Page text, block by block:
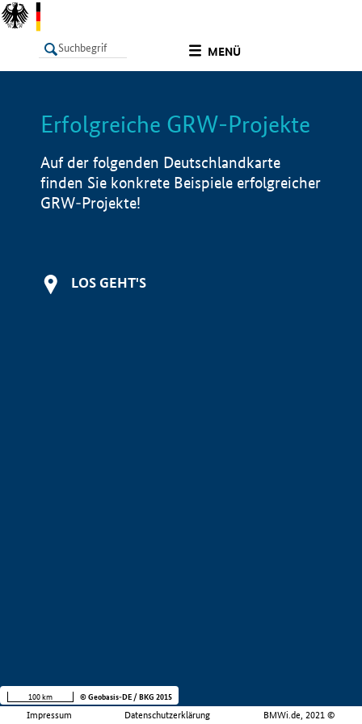
MENÜ
LISTE Info
Erfolgreiche GRW-Projekte
Auf der folgenden Deutschlandkarte
finden Sie konkrete Beispiele erfolgreicher
GRW-Projekte!
LOS GEHT'S
Impressum Datenschutzerklärung BMWi.de, 2021 ©
100 km © Geobasis-DE / BKG 2015